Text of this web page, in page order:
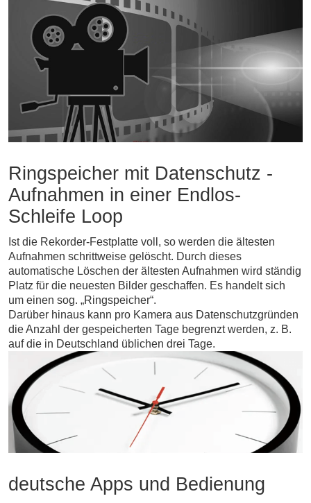
Ringspeicher mit Datenschutz -
Aufnahmen in einer Endlos-
Schleife Loop
Ist die Rekorder-Festplatte voll, so werden die ältesten
Aufnahmen schrittweise gelöscht. Durch dieses
automatische Löschen der ältesten Aufnahmen wird ständig
Platz für die neuesten Bilder geschaffen. Es handelt sich
um einen sog. „Ringspeicher“.
Darüber hinaus kann pro Kamera aus Datenschutzgründen
die Anzahl der gespeicherten Tage begrenzt werden, z. B.
auf die in Deutschland üblichen drei Tage.
deutsche Apps und Bedienung